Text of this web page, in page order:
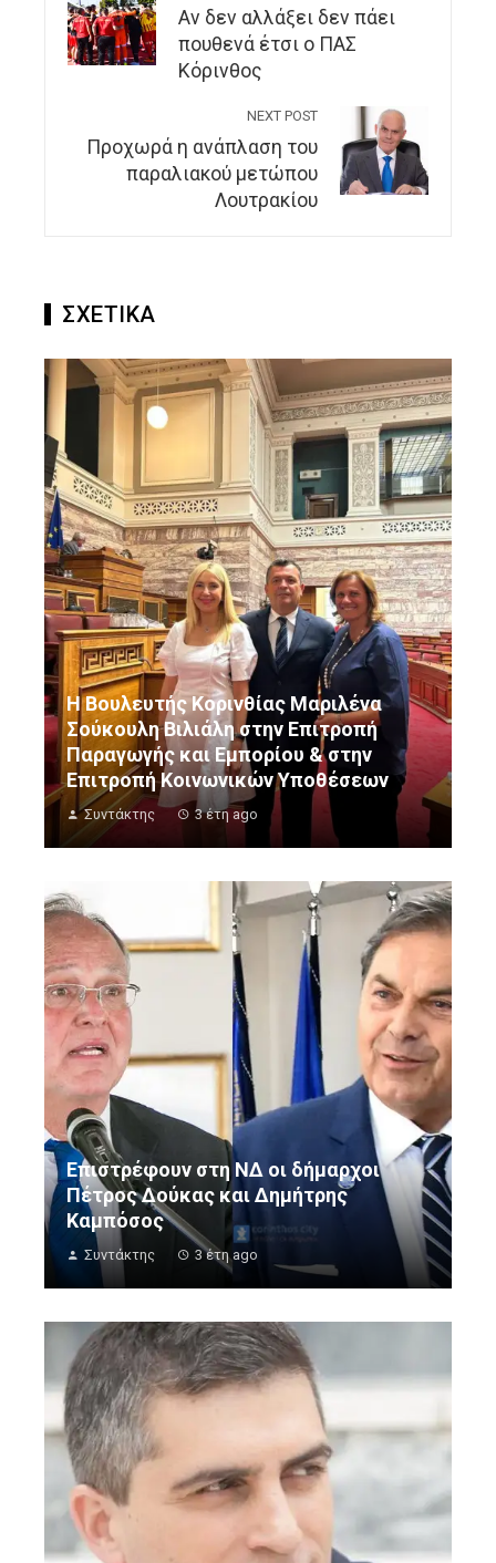
Αν δεν αλλάξει δεν πάει
πουθενά έτσι ο ΠΑΣ
Κόρινθος
NEXT POST
Προχωρά η ανάπλαση του
παραλιακού μετώπου
Λουτρακίου
ΣΧΕΤΙΚΑ
Η Βουλευτής Κορινθίας Μαριλένα
Σούκουλη Βιλιάλη στην Επιτροπή
Παραγωγής και Εμπορίου & στην
Επιτροπή Κοινωνικών Υποθέσεων
Συντάκτης 3 έτη ago
Επιστρέφουν στη ΝΔ οι δήμαρχοι
Πέτρος Δούκας και Δημήτρης
Καμπόσος
Συντάκτης 3 έτη ago